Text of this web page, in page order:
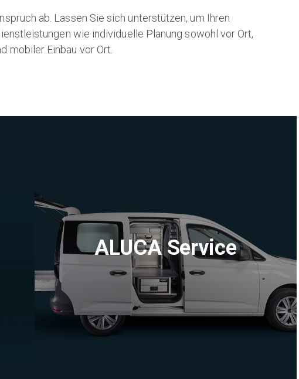
ab. Lassen Sie sich unterstützen, um Ihren
wie individuelle Planung sowohl vor Ort,
mobiler Einbau vor Ort.
ALUCA Service